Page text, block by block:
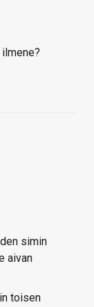
simin
aivan
toisen